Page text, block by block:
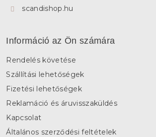
scandishop.hu
Információ az Ön számára
Rendelés követése
Szállítási lehetőségek
Fizetési lehetőségek
Reklamáció és áruvisszaküldés
Kapcsolat
Általános szerződési feltételek